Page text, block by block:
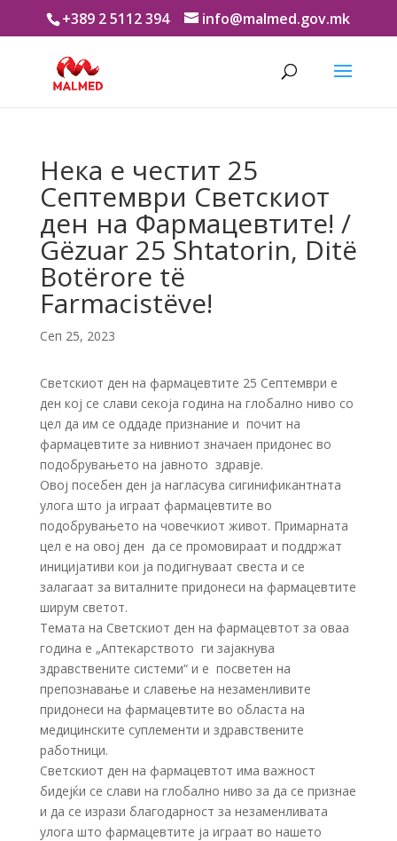
+389 2 5112 394 info@malmed.gov.mk
Нека е честит 25
Септември Светскиот
ден на Фармацевтите! /
Gëzuar 25 Shtatorin, Ditë
Botërore të
Farmacistëve!
Сеп 25, 2023
Светскиот ден на фармацевтите 25 Септември е
ден кој се слави секоја година на глобално ниво со
цел да им се оддаде признание и почит на
фармацевтите за нивниот значаен придонес во
подобрувањето на јавното здравје.
Овој посебен ден ја нагласува сигинификантната
улога што ја играат фармацевтите во
подобрувањето на човечкиот живот. Примарната
цел е на овој ден да се промовираат и поддржат
иницијативи кои ја подигнуваат свеста и се
залагаат за виталните придонеси на фармацевтите
ширум светот.
Темата на Светскиот ден на фармацевтот за оваа
година е „Аптекарството ги зајакнува
здравствените системи“ и е посветен на
препознавање и славење на незаменливите
придонеси на фармацевтите во областа на
медицинските суплементи и здравствените
работници.
Светскиот ден на фармацевтот има важност
бидејќи се слави на глобално ниво за да се признае
и да се изрази благодарност за незаменливата
улога што фармацевтите ја играат во нашето